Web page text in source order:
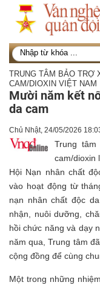
TRUNG TÂM BẢO TRỢ
CAM/DIOXIN VIỆT NAM
Mười năm kết
da cam
Chủ Nhật, 24/05/2026
Trung
cam/dioxin
Hội Nạn nhân chất
vào hoạt động từ
nạn nhân chất độc
nhận, nuôi dưỡng,
hồi chức năng và dạy
năm qua, Trung tâm
cộng đồng để cùng
Một trong những